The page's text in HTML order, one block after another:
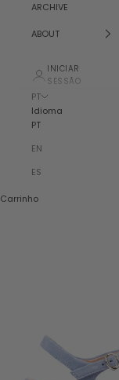
ARCHIVE
ABOUT
INICIAR
SESSÃO
PT
Idioma
PT
EN
ES
Carrinho